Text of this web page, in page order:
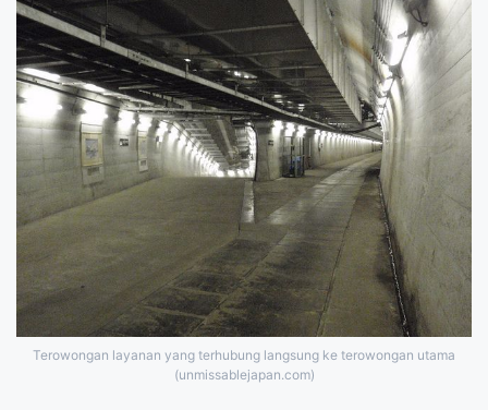
Terowongan layanan yang terhubung langsung ke terowongan utama
(unmissablejapan.com)